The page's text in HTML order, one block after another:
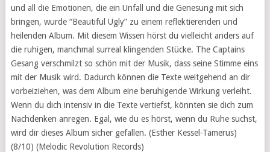
und all die Emotionen, die ein Unfall und die Genesung mit sich
bringen, wurde “Beautiful Ugly” zu einem reflektierenden und
heilenden Album. Mit diesem Wissen hörst du vielleicht anders auf
die ruhigen, manchmal surreal klingenden Stücke. The Captains
Gesang verschmilzt so schön mit der Musik, dass seine Stimme eins
mit der Musik wird. Dadurch können die Texte weitgehend an dir
vorbeiziehen, was dem Album eine beruhigende Wirkung verleiht.
Wenn du dich intensiv in die Texte vertiefst, könnten sie dich zum
Nachdenken anregen. Egal, wie du es hörst, wenn du Ruhe suchst,
wird dir dieses Album sicher gefallen. (Esther Kessel-Tamerus)
(8/10) (Melodic Revolution Records)